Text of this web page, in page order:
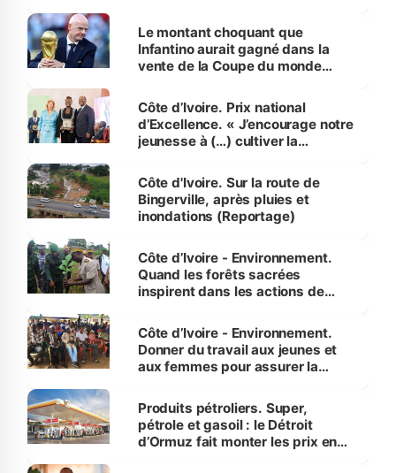
Le montant choquant que
Infantino aurait gagné dans la
vente de la Coupe du monde
Côte d’Ivoire. Prix national
d’Excellence. « J’encourage notre
jeunesse à (…) cultiver la
(Alassane Ouattara
Côte d'Ivoire. Sur la route de
Bingerville, après pluies et
inondations (Reportage)
Côte d’Ivoire - Environnement.
Quand les forêts sacrées
inspirent dans les actions de
Côte d’Ivoire - Environnement.
Donner du travail aux jeunes et
aux femmes pour assurer la
menacées
Produits pétroliers. Super,
pétrole et gasoil : le Détroit
d’Ormuz fait monter les prix en